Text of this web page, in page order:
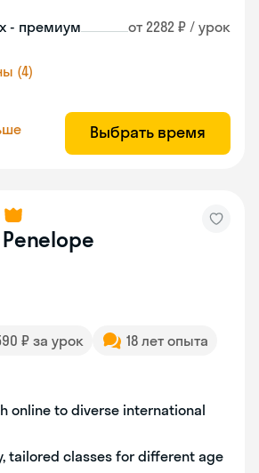
- премиум от 2282 ₽ / урок
(4)
Выбрать время
Penelope
₽ за урок
18 лет опыта
online to diverse international
tailored classes for different age